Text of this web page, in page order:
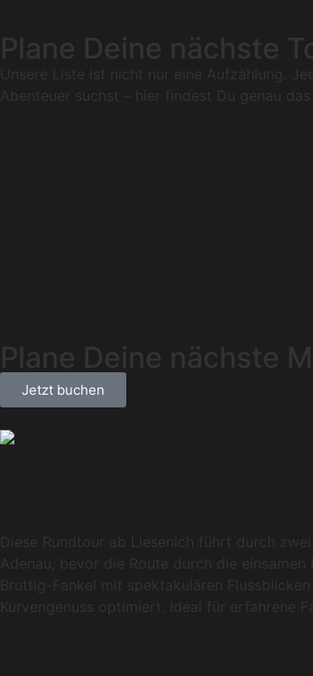
Plane Deine nächste
Unsere Liste ist nicht nur eine Aufzählung.
Abenteuer suchst – hier findest Du genau
Plane Deine nächste
Jetzt buchen
Diese Rundtour ab Liesenich führt durch
Adenau, bevor die Route durch die
Bruttig-Fankel mit spektakulären
Kurvengenuss optimiert. Ideal für erfahrene